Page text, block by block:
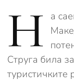
Н а
Струга била
туристичките